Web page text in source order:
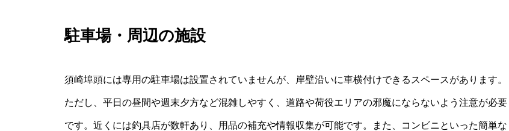
駐車場・周辺の施設
須崎埠頭には専用の駐車場は設置されていませんが、岸壁沿いに車横付けできるスペースがあります。
ただし、平日の昼間や週末夕方など混雑しやすく、道路や荷役エリアの邪魔にならないよう注意が必要
です。近くには釣具店が数軒あり、用品の補充や情報収集が可能です。また、コンビニといった簡単な